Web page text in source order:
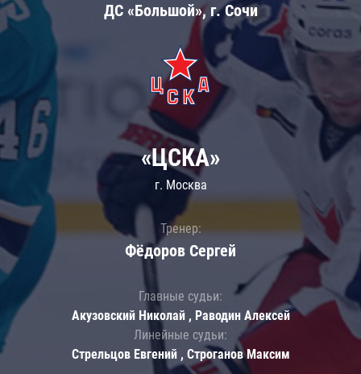
ДС «Большой», г. Сочи
«ЦСКА»
г. Москва
Тренер:
Фёдоров Сергей
Главные судьи:
Акузовский Николай , Раводин Алексей
Линейные судьи:
Стрельцов Евгений , Строганов Максим